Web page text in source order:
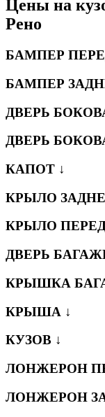
Цены на
Рено
БАМПЕР
БАМПЕР
ДВЕРЬ
ДВЕРЬ
КАПОТ ↓
КРЫЛО
КРЫЛО
ДВЕРЬ
КРЫШКА
КРЫША ↓
КУЗОВ ↓
ЛОНЖЕРОН
ЛОНЖЕРОН